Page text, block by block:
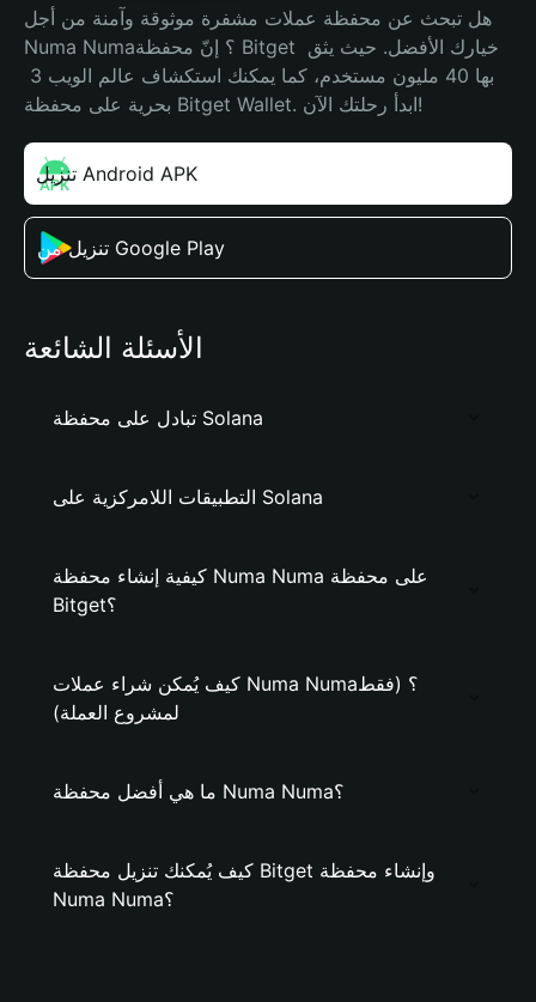
هل تبحث عن محفظة عملات مشفرة موثوقة وآمنة من أجل
Numa Numa؟ إنّ محفظة Bitget خيارك الأفضل. حيث يثق
بحرية على محفظة Bitget Wallet. ابدأ رحلتك الآن!
تنزيل Android APK
تنزيل من Google Play
الأسئلة الشائعة
تبادل على محفظة Solana
التطبيقات اللامركزية على Solana
كيفية إنشاء محفظة Numa Numa على محفظة
Bitget؟
كيف يُمكن شراء عملات Numa Numa؟ (فقط
لمشروع العملة)
ما هي أفضل محفظة Numa Numa؟
كيف يُمكنك تنزيل محفظة Bitget وإنشاء محفظة
Numa Numa؟